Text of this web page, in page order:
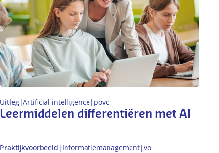
Leermiddelen differentiëren met AI
Uitleg|Artificial intelligence| povo
Praktijkvoorbeeld | Informatiemanagement|vo